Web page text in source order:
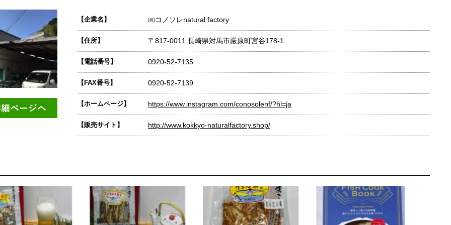
【企業名】 ㈱コノソレnatural factory
【住所】 〒817-0011 長崎県対馬市厳原町宮谷178-1
【電話番号】 0920-52-7135
【FAX番号】 0920-52-7139
【ホームページ】 https://www.instagram.com/conosolenf/?hl=ja
【販売サイト】 http://www.kokkyo-naturalfactory.shop/